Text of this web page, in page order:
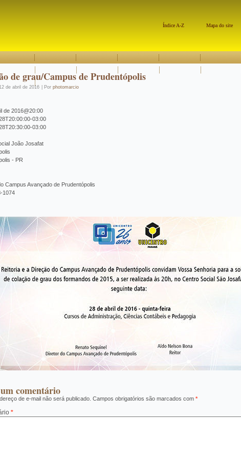
Mapa do site
Índice A-Z
de grau/Campus de Prudentópolis
de abril de 2016 Por photomarcio
de 2016@20:00
03:00
03:00
João Josafat
- PR
Campus Avançado de Prudentópolis
1074
comentário
de e-mail não será publicado. Campos obrigatórios são marcados com *
*